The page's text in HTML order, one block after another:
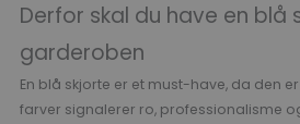
Derfor skal du have en blå
garderoben
En blå skjorte er et must-have, da den
farver signalerer ro, professionalisme